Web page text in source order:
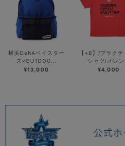
横浜DeNAベイスター
ズ×OUTDOO...
¥13,000
【+B】/プラクテ
シャツ/オレン
¥4,000